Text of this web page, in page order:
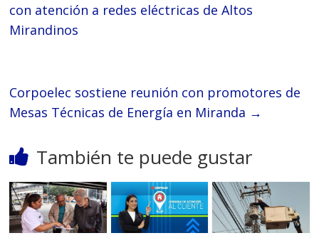
con atención a redes eléctricas de Altos
Mirandinos
Corpoelec sostiene reunión con promotores de
Mesas Técnicas de Energía en Miranda →
También te puede gustar